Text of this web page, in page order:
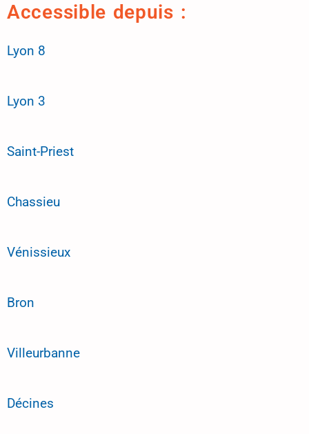
Accessible depuis :
Lyon 8
Lyon 3
Saint-Priest
Chassieu
Vénissieux
Bron
Villeurbanne
Décines